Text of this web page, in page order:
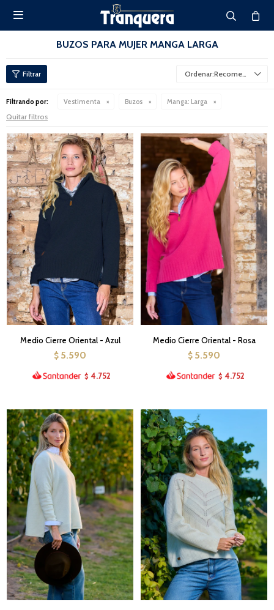

BUZOS PARA MUJER MANGA LARGA
Recomendados
Filtrando por: Vestimenta Buzos Manga: Larga
Quitar filtros
Medio Cierre Oriental - Azul
$ 5.590
$ 4.752
Medio Cierre Oriental - Rosa
$ 5.590
$ 4.752